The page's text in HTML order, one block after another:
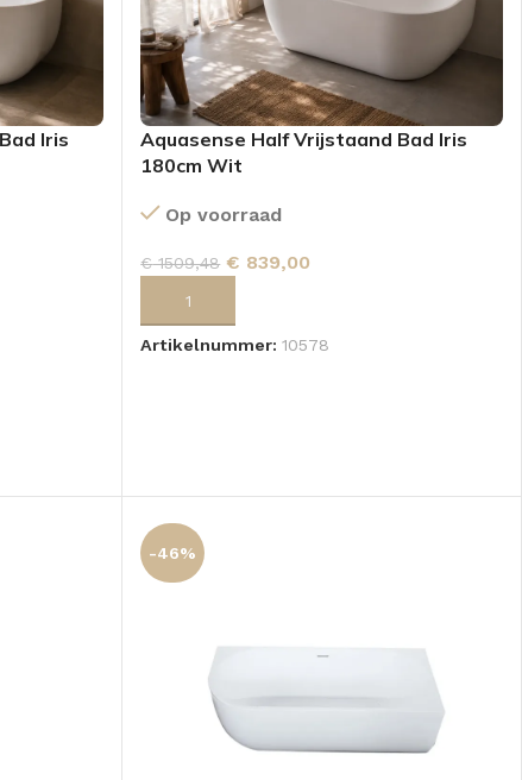
Iris
Aquasense Half Vrijstaand Bad Iris
180cm Wit
Op voorraad
€1509,48 € 839,00
TOEVOEGEN AAN WINKELWAGEN
Artikelnummer:10578
-46%